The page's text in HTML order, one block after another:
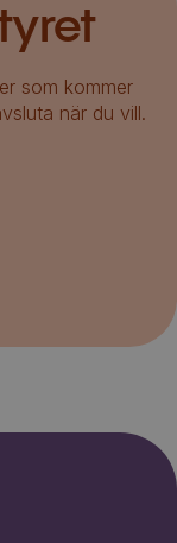
som kommer
när du vill.